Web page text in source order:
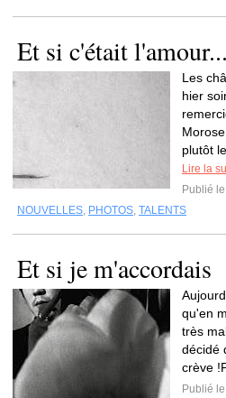
Et si c'était
Les
hier
plutôt
Lire la
Publié
NOUVELLES, PHOTOS, TALENTS
Et si je m'accordais
qu'en
très
décidé
crève
Publié